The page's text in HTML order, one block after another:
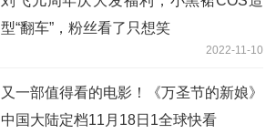
型“翻车”，粉丝看了只想笑
2022-11-10
又一部值得看的电影！《万圣节的新娘》
中国大陆定档11月18日1全球快看